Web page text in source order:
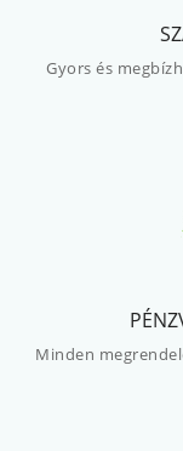
Gyors és
Minden